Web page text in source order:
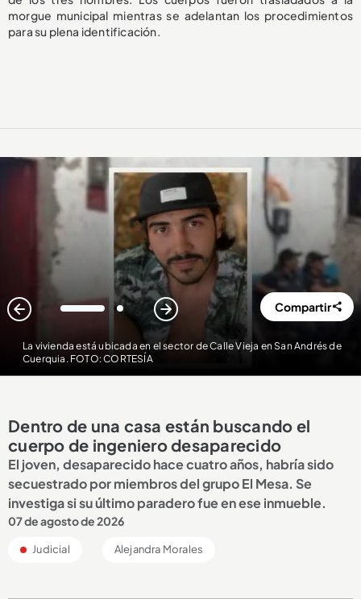
morgue municipal mientras se adelantan los procedimientos
para su plena identificación.
La vivienda está ubicada en el sector de Calle Vieja en San Andrés de
Cuerquia. FOTO: CORTESÍA
1 2 Compartir
Dentro de una casa están buscando el
cuerpo de ingeniero desaparecido
El joven, desaparecido hace cuatro años, habría sido
secuestrado por miembros del grupo El Mesa. Se
investiga si su último paradero fue en ese inmueble.
07 de agosto de 2026
Judicial Alejandra Morales